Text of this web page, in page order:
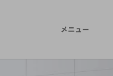
メニュー